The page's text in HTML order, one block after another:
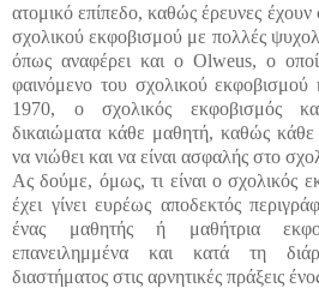
ατομικό επίπεδο, καθώς έρευνες
σχολικού εκφοβισμού με πολλές
όπως αναφέρει και ο Olweus, ο
φαινόμενο του σχολικού
1970, ο σχολικός εκφοβισμός
δικαιώματα κάθε μαθητή, καθώς κάθε
να νιώθει και να είναι ασφαλής στο
Ας δούμε, όμως, τι είναι ο σχολικός
έχει γίνει ευρέως αποδεκτός
ένας μαθητής ή μαθήτρια
επανειλημμένα και κατά τη
διαστήματος στις αρνητικές πράξεις